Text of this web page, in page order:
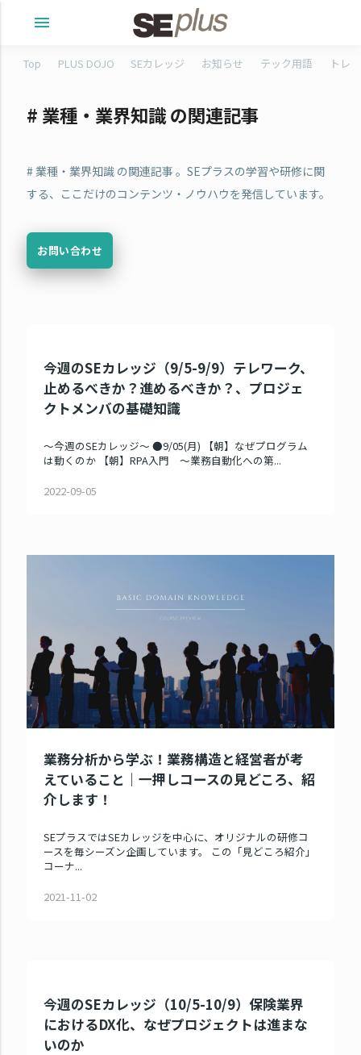
menu
Top PLUS DOJO SEカレッジ お知らせ テック用語 トレ
# 業種・業界知識 の関連記事
# 業種・業界知識 の関連記事 。SEプラスの学習や研修に関
する、ここだけのコンテンツ・ノウハウを発信しています。
お問い合わせ
今週のSEカレッジ（9/5-9/9）テレワーク、
止めるべきか？進めるべきか？、プロジェ
クトメンバの基礎知識
～今週のSEカレッジ～ ●9/05(月) 【朝】なぜプログラム
は動くのか 【朝】RPA入門 ～業務自動化への第...
2022-09-05
業務分析から学ぶ！業務構造と経営者が考
えていること｜一押しコースの見どころ、紹
介します！
SEプラスではSEカレッジを中心に、オリジナルの研修コ
ースを毎シーズン企画しています。 この「見どころ紹介」
コーナ...
2021-11-02
今週のSEカレッジ（10/5-10/9）保険業界
におけるDX化、なぜプロジェクトは進まな
いのか